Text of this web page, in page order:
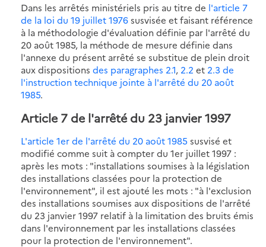
Dans les arrêtés ministériels pris au titre de l'article 7
de la loi du 19 juillet 1976susvisée et faisant référence
à la méthodologie d'évaluation définie par l'arrêté du
20 août 1985, la méthode de mesure définie dans
l'annexe du présent arrêté se substitue de plein droit
aux dispositions des paragraphes 2.1, 2.2 et 2.3 de
l'instruction technique jointe à l'arrêté du 20 août
1985.
Article 7 de l'arrêté du 23 janvier 1997
L'article 1er de l'arrêté du 20 août 1985 susvisé et
modifié comme suit à compter du 1er juillet 1997 :
après les mots : "installations soumises à la législation
des installations classées pour la protection de
l'environnement", il est ajouté les mots : "à l'exclusion
des installations soumises aux dispositions de l'arrêté
du 23 janvier 1997 relatif à la limitation des bruits émis
dans l'environnement par les installations classées
pour la protection de l'environnement".